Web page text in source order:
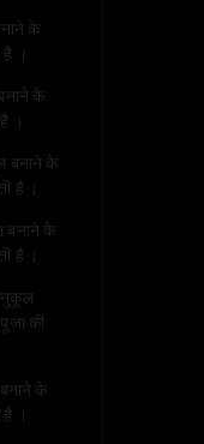
के
है ।
के
।
बनाने के
है ।
बनाने के
है ।
की
के
है ।